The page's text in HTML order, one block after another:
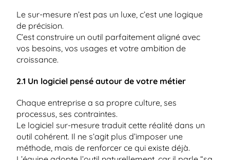
Le sur-mesure n’est pas un luxe, c’est une logique
de précision.
C’est construire un outil parfaitement aligné avec
vos besoins, vos usages et votre ambition de
croissance.
2.1 Un logiciel pensé autour de votre métier
Chaque entreprise a sa propre culture, ses
processus, ses contraintes.
Le logiciel sur-mesure traduit cette réalité dans un
outil cohérent. Il ne s’agit plus d’imposer une
méthode, mais de renforcer ce qui existe déjà.